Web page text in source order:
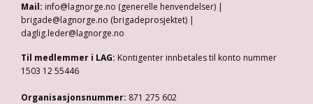
Mail: info@lagnorge.no (generelle henvendelser) |
brigade@lagnorge.no (brigadeprosjektet) |
daglig.leder@lagnorge.no
Til medlemmer i LAG: Kontigenter innbetales til konto nummer
1503 12 55446
Organisasjonsnummer: 871 275 602